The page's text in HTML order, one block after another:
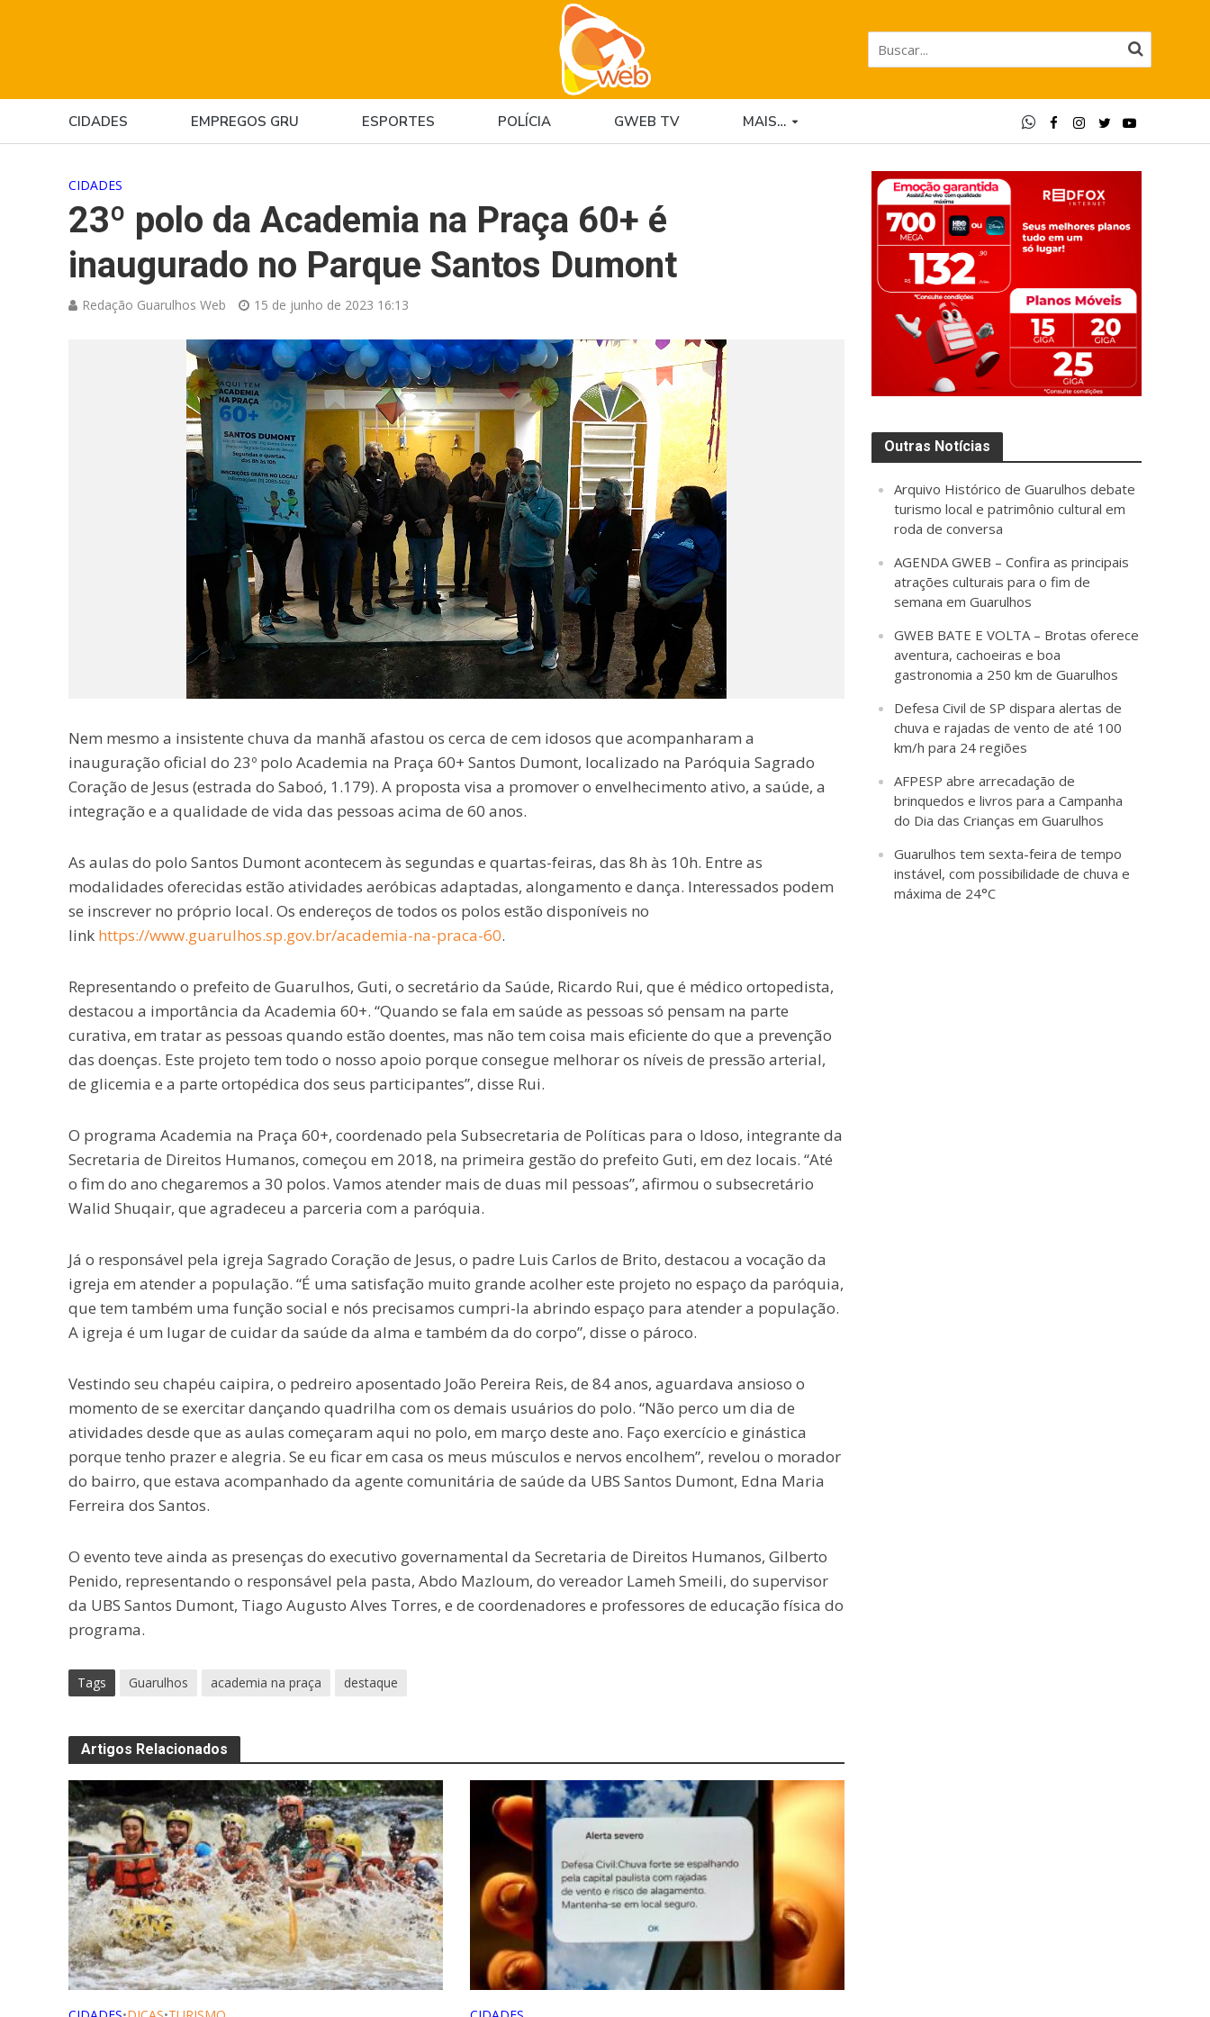
CIDADES EMPREGOS GRU ESPORTES POLÍCIA GWEB TV MAIS…
CIDADES
23º polo da Academia na Praça 60+ é
inaugurado no Parque Santos Dumont
Redação Guarulhos Web 15 de junho de 2023 16:13
Nem mesmo a insistente chuva da manhã afastou os cerca de cem idosos que acompanharam a
inauguração oficial do 23º polo Academia na Praça 60+ Santos Dumont, localizado na Paróquia Sagrado
Coração de Jesus (estrada do Saboó, 1.179). A proposta visa a promover o envelhecimento ativo, a saúde, a
integração e a qualidade de vida das pessoas acima de 60 anos.
As aulas do polo Santos Dumont acontecem às segundas e quartas-feiras, das 8h às 10h. Entre as
modalidades oferecidas estão atividades aeróbicas adaptadas, alongamento e dança. Interessados podem
se inscrever no próprio local. Os endereços de todos os polos estão disponíveis no
link https://www.guarulhos.sp.gov.br/academia-na-praca-60.
Representando o prefeito de Guarulhos, Guti, o secretário da Saúde, Ricardo Rui, que é médico ortopedista,
destacou a importância da Academia 60+. “Quando se fala em saúde as pessoas só pensam na parte
curativa, em tratar as pessoas quando estão doentes, mas não tem coisa mais eficiente do que a prevenção
das doenças. Este projeto tem todo o nosso apoio porque consegue melhorar os níveis de pressão arterial,
de glicemia e a parte ortopédica dos seus participantes”, disse Rui.
O programa Academia na Praça 60+, coordenado pela Subsecretaria de Políticas para o Idoso, integrante da
Secretaria de Direitos Humanos, começou em 2018, na primeira gestão do prefeito Guti, em dez locais. “Até
o fim do ano chegaremos a 30 polos. Vamos atender mais de duas mil pessoas”, afirmou o subsecretário
Walid Shuqair, que agradeceu a parceria com a paróquia.
Já o responsável pela igreja Sagrado Coração de Jesus, o padre Luis Carlos de Brito, destacou a vocação da
igreja em atender a população. “É uma satisfação muito grande acolher este projeto no espaço da paróquia,
que tem também uma função social e nós precisamos cumpri-la abrindo espaço para atender a população.
A igreja é um lugar de cuidar da saúde da alma e também da do corpo”, disse o pároco.
Vestindo seu chapéu caipira, o pedreiro aposentado João Pereira Reis, de 84 anos, aguardava ansioso o
momento de se exercitar dançando quadrilha com os demais usuários do polo. “Não perco um dia de
atividades desde que as aulas começaram aqui no polo, em março deste ano. Faço exercício e ginástica
porque tenho prazer e alegria. Se eu ficar em casa os meus músculos e nervos encolhem”, revelou o morador
do bairro, que estava acompanhado da agente comunitária de saúde da UBS Santos Dumont, Edna Maria
Ferreira dos Santos.
O evento teve ainda as presenças do executivo governamental da Secretaria de Direitos Humanos, Gilberto
Penido, representando o responsável pela pasta, Abdo Mazloum, do vereador Lameh Smeili, do supervisor
da UBS Santos Dumont, Tiago Augusto Alves Torres, e de coordenadores e professores de educação física do
programa.
Tags Guarulhos academia na praça destaque
Artigos Relacionados
Outras Notícias
Arquivo Histórico de Guarulhos debate
turismo local e patrimônio cultural em
roda de conversa
AGENDA GWEB – Confira as principais
atrações culturais para o fim de
semana em Guarulhos
GWEB BATE E VOLTA – Brotas oferece
aventura, cachoeiras e boa
gastronomia a 250 km de Guarulhos
Defesa Civil de SP dispara alertas de
chuva e rajadas de vento de até 100
km/h para 24 regiões
AFPESP abre arrecadação de
brinquedos e livros para a Campanha
do Dia das Crianças em Guarulhos
Guarulhos tem sexta-feira de tempo
instável, com possibilidade de chuva e
máxima de 24°C